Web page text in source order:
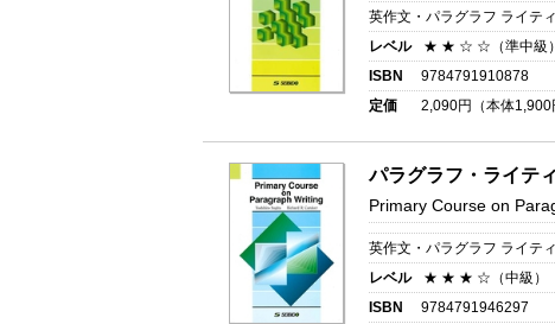
英作文・パラグラフ ライテ
レベル
★ ★ ☆ ☆（準中級）
ISBN
9784791910878
定価
2,090円（本体1,900
パラグラフ・ライテ
Primary Course on
英作文・パラグラフ ライテ
レベル
★ ★ ★ ☆（中級）
ISBN
9784791946297